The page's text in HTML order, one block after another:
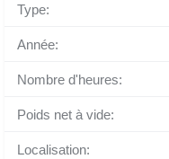
Type:
Année:
Nombre d'heures:
Poids net à vide:
Localisation: